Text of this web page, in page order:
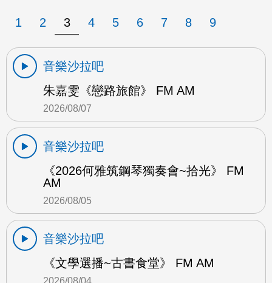
1 2 3 4 5 6 7 8 9
音樂沙拉吧
朱嘉雯《戀路旅館》 FM AM
2026/08/07
音樂沙拉吧
《2026何雅筑鋼琴獨奏會~拾光》 FM
AM
2026/08/05
音樂沙拉吧
《文學選播~古書食堂》 FM AM
2026/08/04